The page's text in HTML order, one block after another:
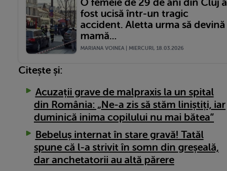
O femeie de 29 de ani din Cluj a
fost ucisă într-un tragic
accident. Aletta urma să devină
mamă...
MARIANA VOINEA | MIERCURI, 18.03.2026
Citește și:
Acuzații grave de malpraxis la un spital
din România: „Ne-a zis să stăm liniștiți, iar
duminică inima copilului nu mai bătea”
Bebeluș internat în stare gravă! Tatăl
spune că l-a strivit în somn din greșeală,
dar anchetatorii au altă părere